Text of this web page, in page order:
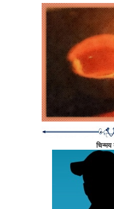
स्थापन केली; या संस्थेत मुलांना दहावीनंतर
उभं राहता यावं यासाठी प्रयत्न केले जातात;
अनेक मानाचे पुरस्कार मिळाले आहेत', अशा
असलेलं हे घर.
या घरातल्या आईशी, मीराताईंशी, मारलेल्या
घरातली माणसं रोज लढत असतात. गेली
मुलाखतीच्या प्रस्तावनेत आणि मुलाखतीतही
स्वयंपूर्णतेचं, त्यांच्यातल्या जबाबदार
कथेची ही फक्त एक बाजू आहे. दुसरी आणि
संघर्षाची. आपल्या कल्पनेपलीकडचा हा
मिळवण्यासाठीची ही लढाई अनेक
असतं, म्हणून असेल कदाचित, पण ही लढाई
मुलाखतीतही ही लढाई क्वचितच दिसेल.
'निवांत'च्या यशोगाथा सभोवतालच्या
निकोप दृष्टी देतील, असा विश्वास वाटतो.
चिन्मय